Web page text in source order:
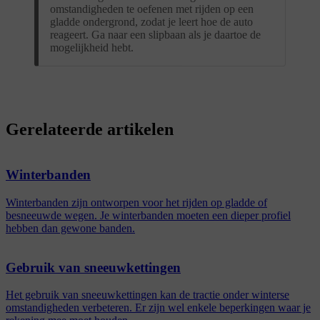
omstandigheden te oefenen met rijden op een
gladde ondergrond, zodat je leert hoe de auto
reageert. Ga naar een slipbaan als je daartoe de
mogelijkheid hebt.
Gerelateerde artikelen
Winterbanden
Winterbanden zijn ontworpen voor het rijden op gladde of
besneeuwde wegen. Je winterbanden moeten een dieper profiel
hebben dan gewone banden.
Gebruik van sneeuwkettingen
Het gebruik van sneeuwkettingen kan de tractie onder winterse
omstandigheden verbeteren. Er zijn wel enkele beperkingen waar je